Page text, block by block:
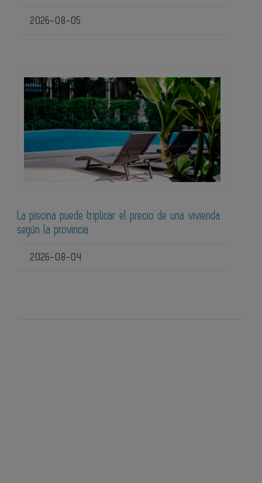
2026-08-05
La piscina puede triplicar el precio de una vivienda
según la provincia
2026-08-04